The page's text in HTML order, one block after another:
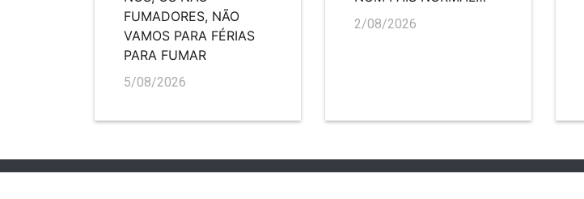
FUMADORES, NÃO
VAMOS PARA FÉRIAS
PARA FUMAR
5/08/2026
2/08/2026